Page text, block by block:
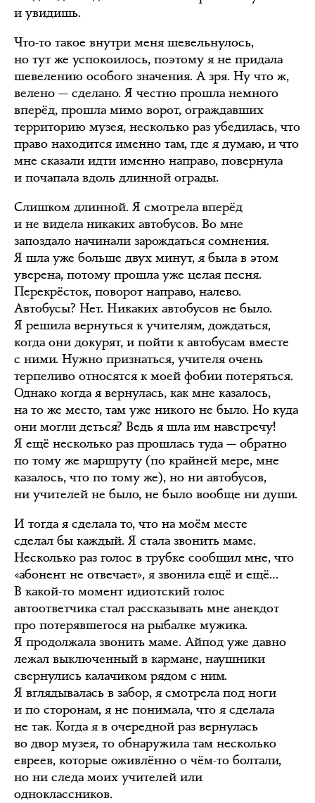
и увидишь.
Что-то такое внутри меня шевельнулось,
но тут же успокоилось, поэтому я не придала
шевелению особого значения. А зря. Ну что ж,
велено — сделано. Я честно прошла немного
вперёд, прошла мимо ворот, ограждавших
территорию музея, несколько раз убедилась, что
право находится именно там, где я думаю, и что
мне сказали идти именно направо, повернула
и почапала вдоль длинной ограды.
Слишком длинной. Я смотрела вперёд
и не видела никаких автобусов. Во мне
запоздало начинали зарождаться сомнения.
Я шла уже больше двух минут, я была в этом
уверена, потому прошла уже целая песня.
Перекрёсток, поворот направо, налево.
Автобусы? Нет. Никаких автобусов не было.
Я решила вернуться к учителям, дождаться,
когда они докурят, и пойти к автобусам вместе
с ними. Нужно признаться, учителя очень
терпеливо относятся к моей фобии потеряться.
Однако когда я вернулась, как мне казалось,
на то же место, там уже никого не было. Но куда
они могли деться? Ведь я шла им навстречу!
Я ещё несколько раз прошлась туда — обратно
по тому же маршруту (по крайней мере, мне
казалось, что по тому же), но ни автобусов,
ни учителей не было, не было вообще ни души.
И тогда я сделала то, что на моём месте
сделал бы каждый. Я стала звонить маме.
Несколько раз голос в трубке сообщил мне, что
«абонент не отвечает», я звонила ещё и ещё…
В какой-то момент идиотский голос
автоответчика стал рассказывать мне анекдот
про потерявшегося на рыбалке мужика.
Я продолжала звонить маме. Айпод уже давно
лежал выключенный в кармане, наушники
свернулись калачиком рядом с ним.
Я вглядывалась в забор, я смотрела под ноги
и по сторонам, я не понимала, что я сделала
не так. Когда я в очередной раз вернулась
во двор музея, то обнаружила там несколько
евреев, которые оживлённо о чём-то болтали,
но ни следа моих учителей или
одноклассников.